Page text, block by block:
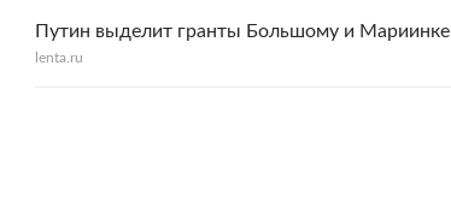
Путин выделит гранты Большому и Мариинке
lenta.ru